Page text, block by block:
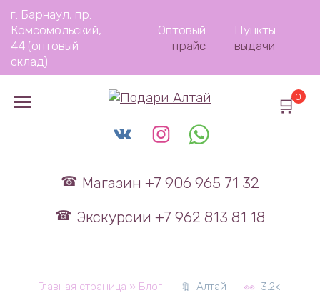
Перейти
содержанию
г. Барнаул, пр.
Комсомольский,
44 (оптовый
склад)
Оптовый
прайс
Пункты
выдачи
Магазин +7 906 965 71 32
Экскурсии +7 962 813 81 18
0
Главная страница » Блог Алтай
3.2k.